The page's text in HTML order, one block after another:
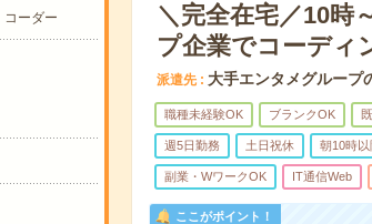
コーダー
＼完全在宅／10時
プ企業でコーディ
派遣先 大手エンタメグループ
職種未経験OK ブランクOK
週5日勤務 土日祝休 朝10時以
副業・WワークOK IT通信Web
ここがポイント！